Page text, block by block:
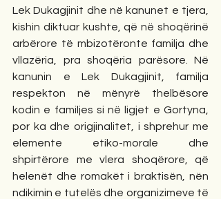
Lek Dukagjinit dhe në kanunet e tjera,
kishin diktuar kushte, që në shoqërinë
arbërore të mbizotëronte familja dhe
vllazëria, pra shoqëria parësore. Në
kanunin e Lek Dukagjinit, familja
respekton në mënyrë thelbësore
kodin e familjes si në ligjet e Gortyna,
por ka dhe origjinalitet, i shprehur me
elemente etiko-morale dhe
shpirtërore me vlera shoqërore, që
helenët dhe romakët i braktisën, nën
ndikimin e tutelës dhe organizimeve të